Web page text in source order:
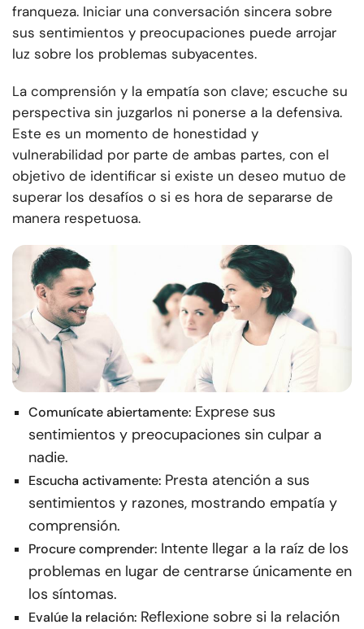
franqueza. Iniciar una conversación sincera sobre
sus sentimientos y preocupaciones puede arrojar
luz sobre los problemas subyacentes.
La comprensión y la empatía son clave; escuche su
perspectiva sin juzgarlos ni ponerse a la defensiva.
Este es un momento de honestidad y
vulnerabilidad por parte de ambas partes, con el
objetivo de identificar si existe un deseo mutuo de
superar los desafíos o si es hora de separarse de
manera respetuosa.
Comunícate abiertamente: Exprese sus
sentimientos y preocupaciones sin culpar a
nadie.
Escucha activamente: Presta atención a sus
sentimientos y razones, mostrando empatía y
comprensión.
Procure comprender: Intente llegar a la raíz de los
problemas en lugar de centrarse únicamente en
los síntomas.
Evalúe la relación: Reflexione sobre si la relación